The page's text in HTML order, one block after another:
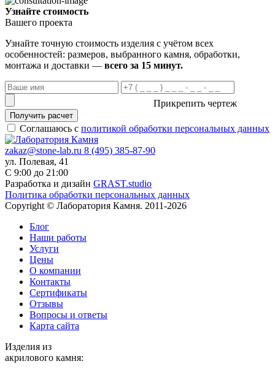
Узнайте стоимость
Вашего проекта
Узнайте точную стоимость изделия с учётом всех
особенностей: размеров, выбранного камня, обработки,
монтажа и доставки — всего за 15 минут.
Прикрепить чертеж
Получить расчет
Соглашаюсь с политикой обработки персональных данных
zakaz@stone-lab.ru 8 (495) 385-87-90
ул. Полевая, 41
С 9:00 до 21:00
Разработка и дизайн GRAST.studio
Политика обработки персональных данных
Copyright © Лаборатория Камня. 2011-2026
Блог
Наши работы
Услуги
Цены
О компании
Контакты
Cертификаты
Отзывы
Вопросы и ответы
Карта сайта
Изделия из
акрилового камня: